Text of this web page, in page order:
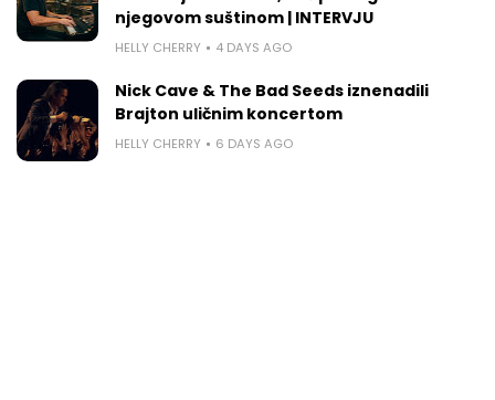
njegovom suštinom | INTERVJU
HELLY CHERRY 4 DAYS AGO
Nick Cave & The Bad Seeds iznenadili
Brajton uličnim koncertom
HELLY CHERRY 6 DAYS AGO